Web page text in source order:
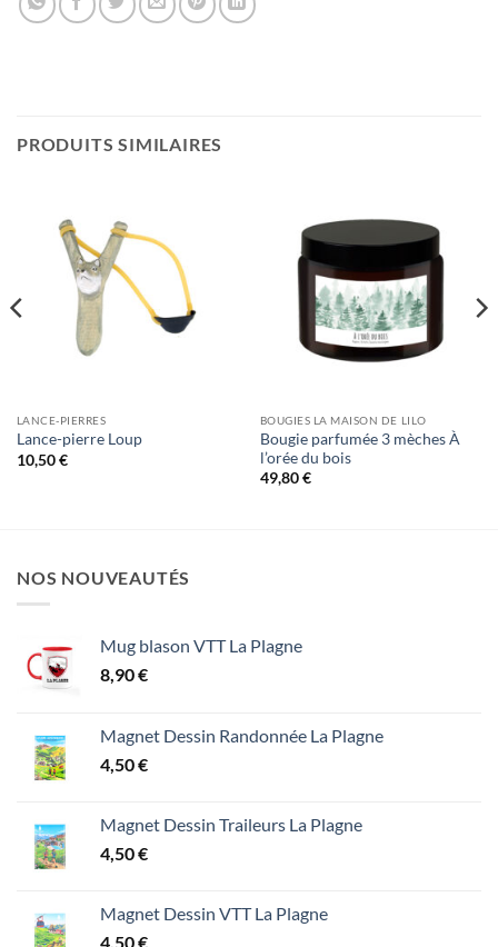
PRODUITS SIMILAIRES
LANCE-PIERRES
Lance-pierre Loup
10,50€
BOUGIES LA MAISON DE LILO
Bougie parfumée 3 mèches À
l’orée du bois
49,80€
NOS NOUVEAUTÉS
Mug blason VTT La Plagne
8,90€
Magnet Dessin Randonnée La Plagne
4,50€
Magnet Dessin Traileurs La Plagne
4,50€
Magnet Dessin VTT La Plagne
4,50€